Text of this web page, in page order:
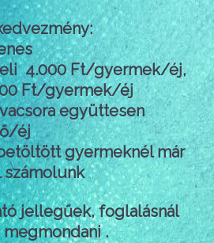
4.000 Ft/gyermek/éj,
Ft/gyermek/éj
együttesen
éj
gyermeknél már
jellegűek, foglalásnál
.